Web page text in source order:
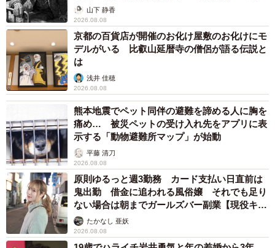
はじめてお風呂も入りました
から】山下 静香
2026.08.08
京都の百貨店が開催のお化け屋敷のお化けにモ
デルがいる 比叡山延暦寺の僧侶が語る伝説と
は
浅井 佳穂
2026.08.08
熊本地震でペット同伴の避難を諦める人に胸を
痛め… 被災ペットの受け入れ先をアプリに表
示する「動物避難所マップ」が始動
平藤 清刀
2026.08.08
原則ゆるっと週3勤務 カード支払い日直前は
鬼出勤 借金に追われる風俗嬢 それでも足り
ない場合は朝までガールズバー副業【現役キャ
ストに取材】
たかなし 亜妖
2026.08.08